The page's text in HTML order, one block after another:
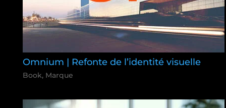
Omnium | Refonte de l’identité visuelle
Book, Marque